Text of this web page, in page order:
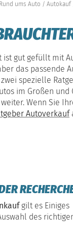
Rund ums Auto Autokauf
ist gut gefüllt mit
das passende
spezielle
im Großen
weiter. Wenn Sie
Autoverkauf
gilt es Einiges
des